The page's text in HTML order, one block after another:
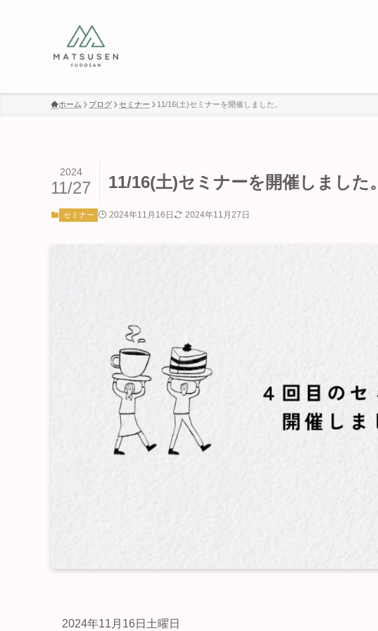
ホーム ブログ セミナー 11/16(土)セミナーを開催しました。
11/16(土)セミナーを開催しました。
2024
11/27
セミナー 2024年11月16日 2024年11月27日
2024年11月16日土曜日